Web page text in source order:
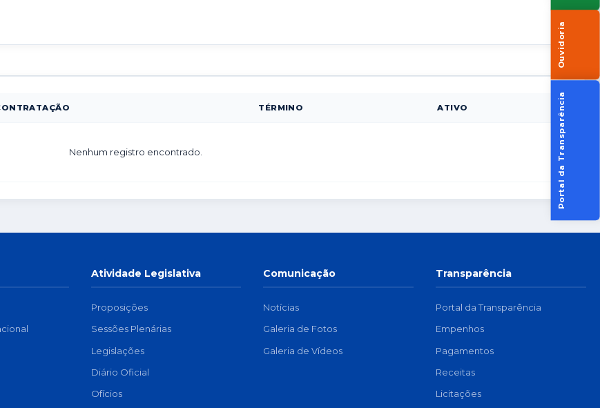
Ouvidoria
Portal da Transparência
TÉRMINO ATIVO
Nenhum registro encontrado.
Atividade Legislativa
Proposições
Sessões Plenárias
Legislações
Diário Oficial
Ofícios
Comunicação
Notícias
Galeria de Fotos
Galeria de Vídeos
Transparência
Portal da Transparência
Empenhos
Pagamentos
Receitas
Licitações